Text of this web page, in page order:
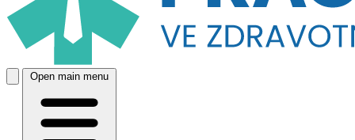
Open main menu